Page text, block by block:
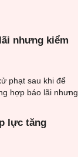
nhưng kiểm
phạt sau khi để
hợp báo lãi nhưng
lực tăng